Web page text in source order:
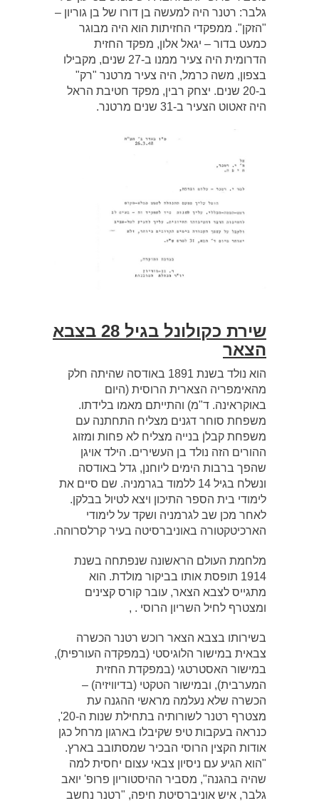
גלבר: רטנר היה למעשה בן דורו של בן גוריון –
"הזקן". ממפקדי החזיתות הוא היה מבוגר
כמעט בדור – יגאל אלון, מפקד החזית
הדרומית היה צעיר ממנו ב-27 שנים, מקבילו
בצפון, משה כרמל, היה צעיר מרטנר "רק"
ב-20 שנים. יצחק רבין, מפקד חטיבת הראל
היה זאטוט הצעיר ב-31 שנים מרטנר.
שירת כקולונל בגיל 28 בצבא
הצאר
הוא נולד בשנת 1891 באודסה שהיתה חלק
מהאימפריה הצארית הרוסית (היום
באוקראינה. ד"מ) והתייתם מאמו בלידתו.
משפחת סוחר דגנים מצליח התחתנה עם
משפחת קבלן בנייה מצליח לא פחות ומזוג
ההורים הזה נולד בן העשירים. הילד אויגן
שהפך ברבות הימים ליוחנן, גדל באודסה
ונשלח בגיל 14 ללמוד בגרמניה. שם סיים את
לימודי בית הספר התיכון ויצא לטיול בבלקן.
לאחר מכן שב לגרמניה ושקד על לימודי
הארכיטקטורה באוניברסיטה בעיר קרלסרוהה.
מלחמת העולם הראשונה שנפתחה בשנת
1914 תופסת אותו בביקור מולדת. הוא
מתגייס לצבא הצאר, עובר קורס קצינים
ומצטרף לחיל השריון הרוסי . ,
בשירותו בצבא הצאר רוכש רטנר הכשרה
צבאית במישור הלוגיסטי (במפקדה העורפית),
במישור האסטרטגי (במפקדת החזית
המערבית), ובמישור הטקטי (בדיוויזיה) –
הכשרה שלא נעלמה מראשי ההגנה עת
מצטרף רטנר לשורותיה בתחילת שנות ה-20',
כנראה בעקבות טיפ שקיבלו בארגון מרחל כגן
אודות הקצין הרוסי הבכיר שמסתובב בארץ.
"הוא הגיע עם ניסיון צבאי עצום יחסית למה
שהיה בהגנה", מסביר ההיסטוריון פרופ' יואב
גלבר, איש אוניברסיטת חיפה, "רטנר נחשב